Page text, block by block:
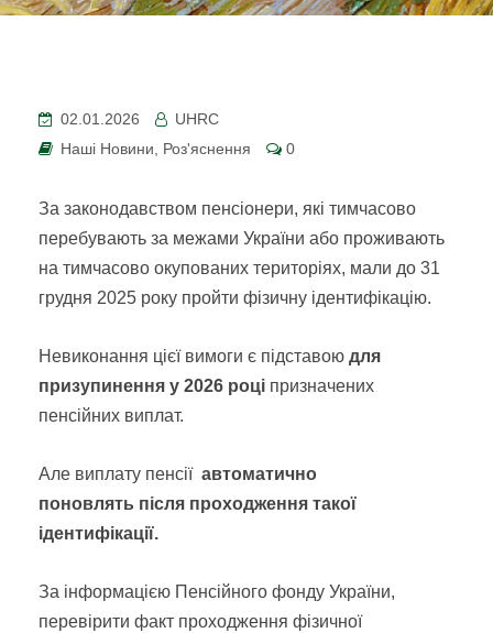
02.01.2026
UHRC
Наші Новини, Роз'яснення 0
За законодавством пенсіонери, які тимчасово
перебувають за межами України або проживають
на тимчасово окупованих територіях, мали до 31
грудня 2025 року пройти фізичну ідентифікацію.
Невиконання цієї вимоги є підставою для
призупинення у 2026 році призначених
пенсійних виплат.
Але виплату пенсії автоматично
поновлять після проходження такої
ідентифікації.
За інформацією Пенсійного фонду України,
перевірити факт проходження фізичної